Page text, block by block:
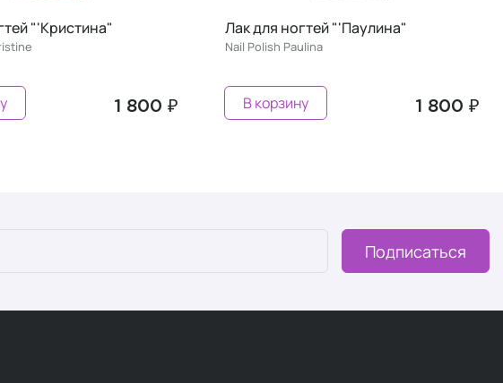
Лак для ногтей "'Паулина"
Nail Polish Paulina
1 800 ₽
Лак для ногтей "'Инеса"
Nail Polish Ines
Подписаться